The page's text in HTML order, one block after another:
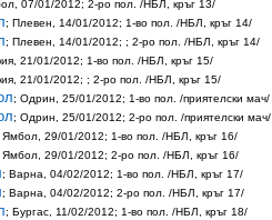
07/01/2012; 2-ро пол. /НБЛ, кръг 13/
; Плевен, 14/01/2012; 1-во пол. /НБЛ, кръг 14/
; Плевен, 14/01/2012; ; 2-ро пол. /НБЛ, кръг 14/
21/01/2012; 1-во пол. /НБЛ, кръг 15/
21/01/2012; ; 2-ро пол. /НБЛ, кръг 15/
; Одрин, 25/01/2012; 1-во пол. /приятелски мач/
; Одрин, 25/01/2012; 2-ро пол. /приятелски мач/
Ямбол, 29/01/2012; 1-во пол. /НБЛ, кръг 16/
Ямбол, 29/01/2012; 2-ро пол. /НБЛ, кръг 16/
; Варна, 04/02/2012; 1-во пол. /НБЛ, кръг 17/
; Варна, 04/02/2012; 2-ро пол. /НБЛ, кръг 17/
; Бургас, 11/02/2012; 1-во пол. /НБЛ, кръг 18/